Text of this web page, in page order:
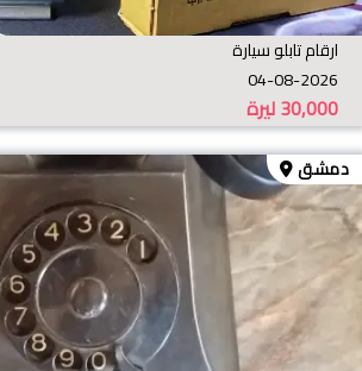
ارقام تابلو سيارة
04-08-2026
ليرة30,000
دمشق